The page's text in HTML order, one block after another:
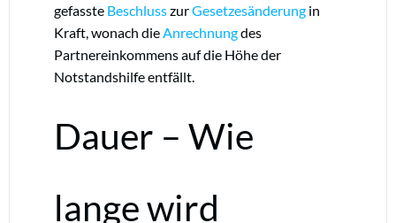
gefasste BeschlusszurGesetzesänderung in
Kraft, wonach die Anrechnungdes
Partnereinkommens auf die Höhe der
Notstandshilfe entfällt.
Dauer – Wie
lange wird